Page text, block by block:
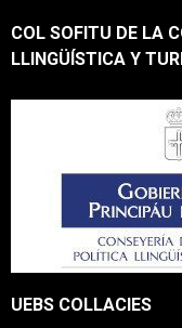
COL SOFITU DE LA
LLINGÜÍSTICA Y
UEBS COLLACIES